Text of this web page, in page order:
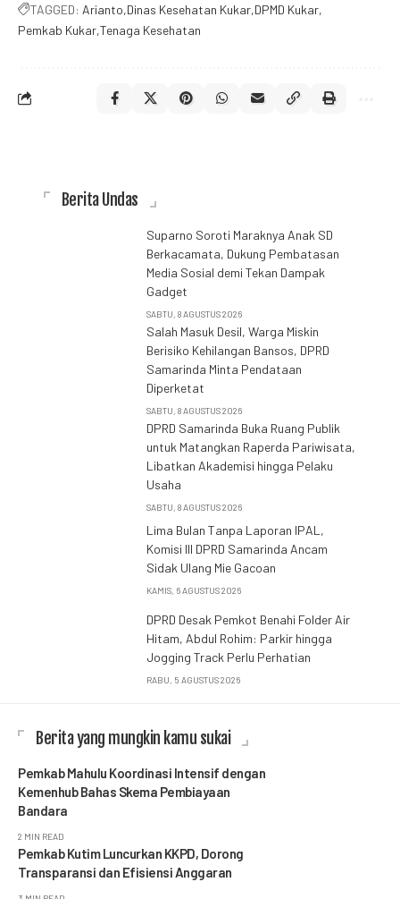
TAGGED: Arianto Dinas Kesehatan Kukar DPMD Kukar
Pemkab Kukar Tenaga Kesehatan
Berita Undas
Suparno Soroti Maraknya Anak SD
Berkacamata, Dukung Pembatasan
Media Sosial demi Tekan Dampak
Gadget
SABTU, 8 AGUSTUS 2026
Salah Masuk Desil, Warga Miskin
Berisiko Kehilangan Bansos, DPRD
Samarinda Minta Pendataan
Diperketat
SABTU, 8 AGUSTUS 2026
DPRD Samarinda Buka Ruang Publik
untuk Matangkan Raperda Pariwisata,
Libatkan Akademisi hingga Pelaku
Usaha
SABTU, 8 AGUSTUS 2026
Lima Bulan Tanpa Laporan IPAL,
Komisi III DPRD Samarinda Ancam
Sidak Ulang Mie Gacoan
KAMIS, 6 AGUSTUS 2026
DPRD Desak Pemkot Benahi Folder Air
Hitam, Abdul Rohim: Parkir hingga
Jogging Track Perlu Perhatian
RABU, 5 AGUSTUS 2026
Berita yang mungkin kamu sukai
Pemkab Mahulu Koordinasi Intensif dengan
Kemenhub Bahas Skema Pembiayaan
Bandara
2 MIN READ
Pemkab Kutim Luncurkan KKPD, Dorong
Transparansi dan Efisiensi Anggaran